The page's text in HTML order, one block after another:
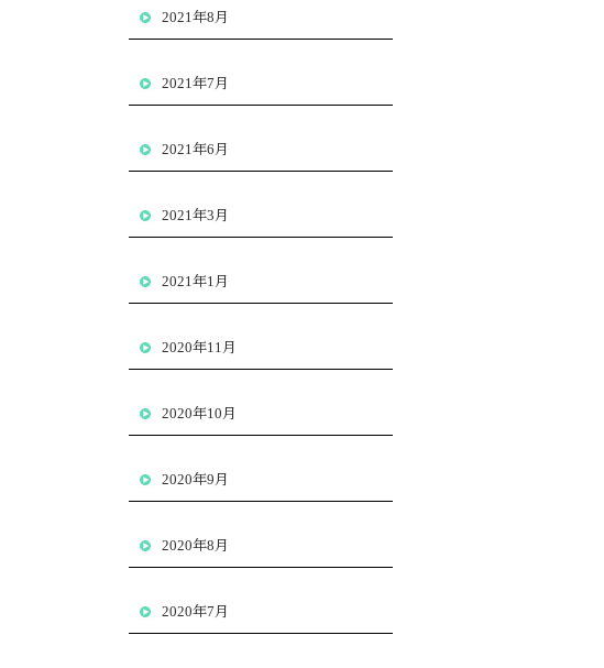
2021年8月
2021年7月
2021年6月
2021年3月
2021年1月
2020年11月
2020年10月
2020年9月
2020年8月
2020年7月